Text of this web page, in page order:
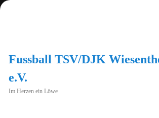
Fussball TSV/DJK
e.V.
Im Herzen ein Löwe